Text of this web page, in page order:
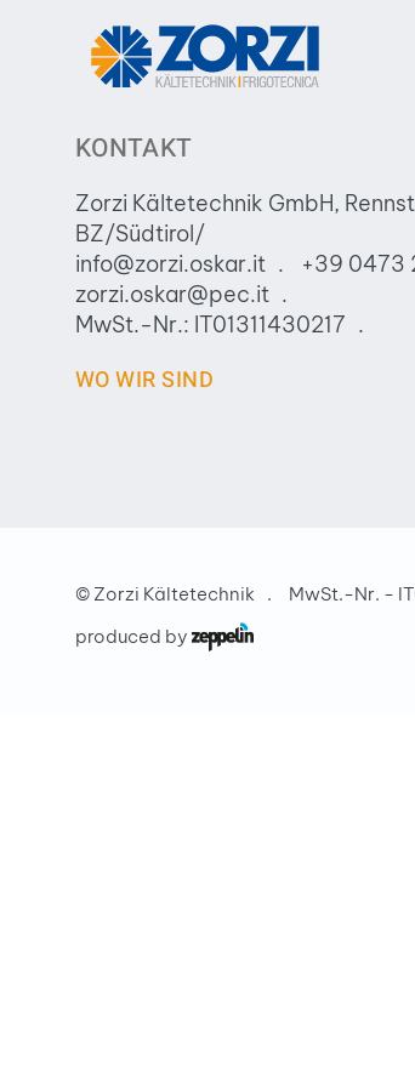
KONTAKT
Zorzi Kältetechnik GmbH,
BZ/Südtirol/
info@zorzi.oskar.it
+39 0473
zorzi.oskar@pec.it
MwSt.-Nr.: IT01311430217
WO WIR SIND
© Zorzi Kältetechnik MwSt.-Nr. -
produced by